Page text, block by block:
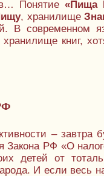
Понятие«Пища
, хранилище
В современном
книг,
– завтра
Закона РФ «О
детей от
И если весь